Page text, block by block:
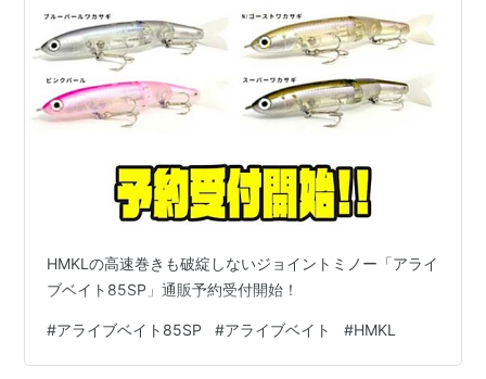
HMKLの高速巻きも破綻しないジョイントミノー「アライ
ブベイト85SP」通販予約受付開始！
#アライブベイト85SP #アライブベイト #HMKL